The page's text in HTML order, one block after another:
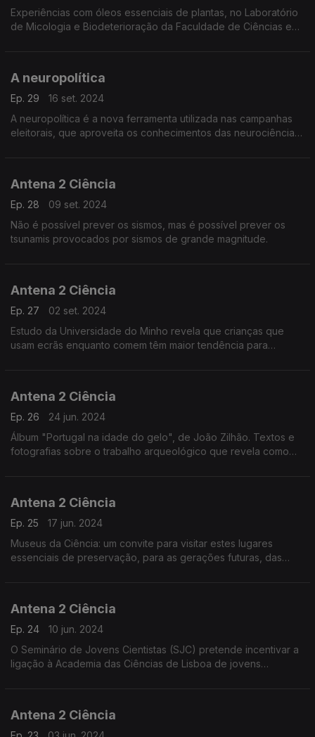
Experiências com óleos essenciais de plantas, no Laboratório
de Micologia e Biodeterioração da Faculdade de Ciências e
A neuropolítica
Ep. 29
16 set. 2024
A neuropolítica é a nova ferramenta utilizada nas campanhas
eleitorais, que aproveita os conhecimentos das neurociências
Antena 2 Ciência
Ep. 28
09 set. 2024
Não é possível prever os sismos, mas é possível prever os
tsunamis provocados por sismos de grande magnitude.
Antena 2 Ciência
Ep. 27
02 set. 2024
Estudo da Universidade do Minho revela que crianças que
usam ecrãs enquanto comem têm maior tendência para
Antena 2 Ciência
Ep. 26
24 jun. 2024
Álbum "Portugal na idade do gelo", de João Zilhão. Textos e
fotografias sobre o trabalho arqueológico que revela como
Antena 2 Ciência
Ep. 25
17 jun. 2024
Museus da Ciência: um convite para visitar estes lugares
essenciais de preservação, para as gerações futuras, das
Antena 2 Ciência
Ep. 24
10 jun. 2024
O Seminário de Jovens Cientistas (SJC) pretende incentivar a
ligação à Academia das Ciências de Lisboa de jovens
Antena 2 Ciência